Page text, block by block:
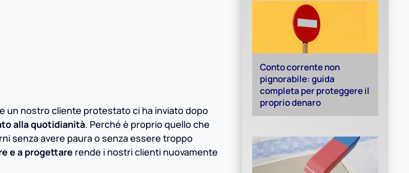
un nostro cliente protestato ci ha inviato dopo
alla quotidianità. Perché è proprio quello che
senza avere paura o senza essere troppo
e a progettare rende i nostri clienti nuovamente
Conto corrente non
pignorabile: guida
completa per proteggere il
proprio denaro